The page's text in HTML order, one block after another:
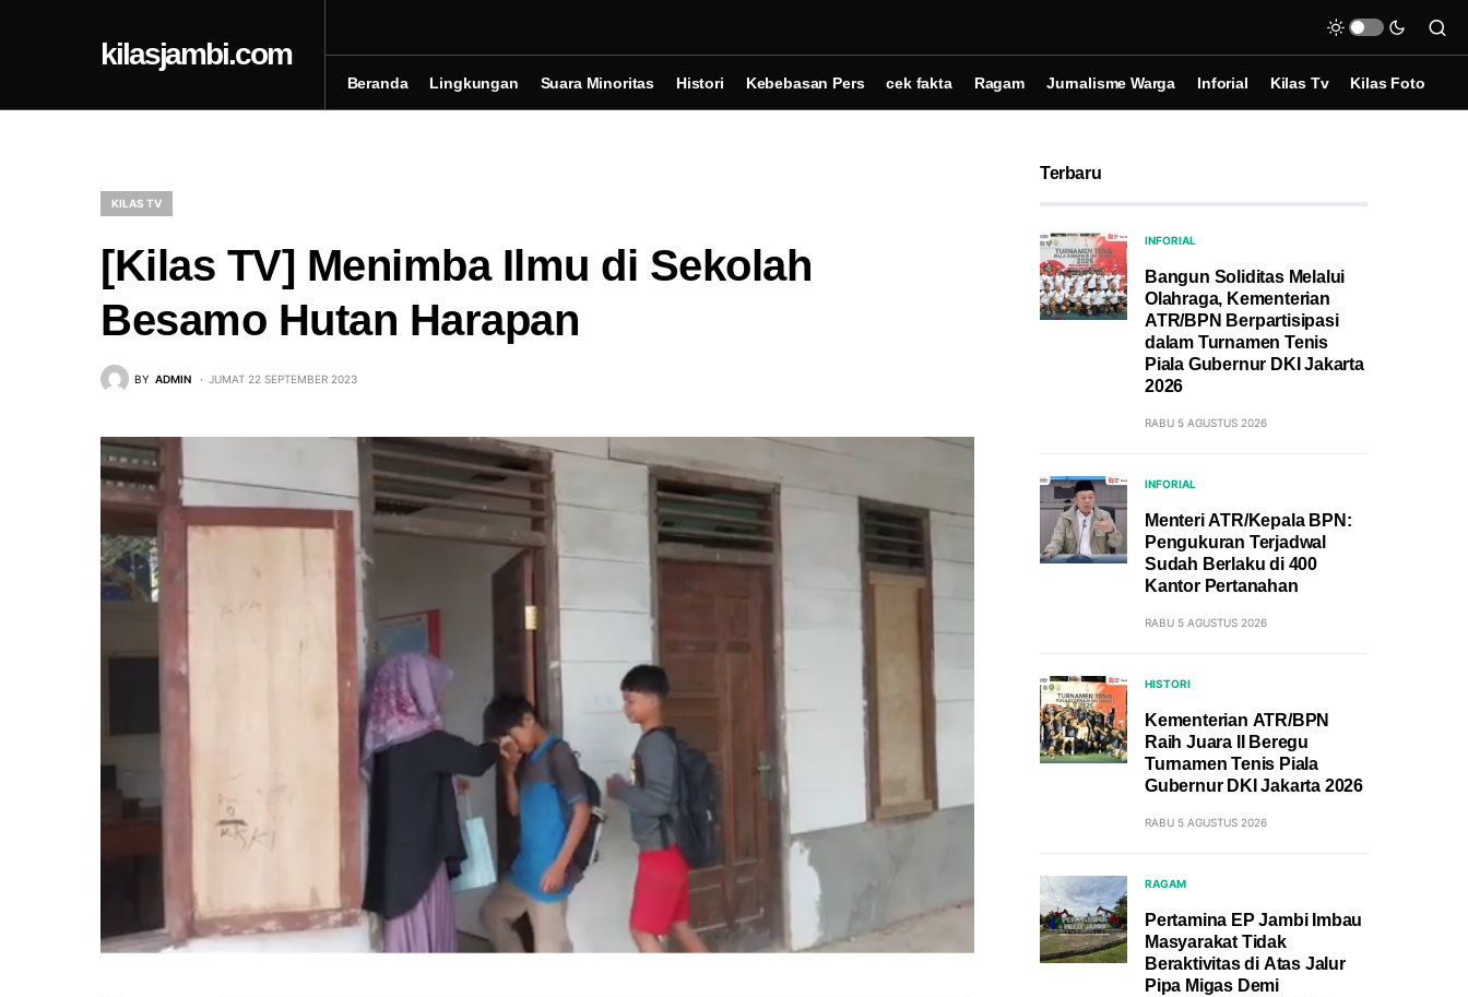
kilasjambi.com
Beranda Lingkungan Suara Minoritas Histori Kebebasan Pers cek fakta Ragam Jurnalisme Warga Inforial Kilas Tv Kilas Foto
KILAS TV
[Kilas TV] Menimba Ilmu di Sekolah
Besamo Hutan Harapan
BY ADMIN JUMAT 22 SEPTEMBER 2023
Terbaru
INFORIAL
Bangun Soliditas Melalui
Olahraga, Kementerian
ATR/BPN Berpartisipasi
dalam Turnamen Tenis
Piala Gubernur DKI Jakarta
2026
RABU 5 AGUSTUS 2026
INFORIAL
Menteri ATR/Kepala BPN:
Pengukuran Terjadwal
Sudah Berlaku di 400
Kantor Pertanahan
RABU 5 AGUSTUS 2026
HISTORI
Kementerian ATR/BPN
Raih Juara II Beregu
Turnamen Tenis Piala
Gubernur DKI Jakarta 2026
RABU 5 AGUSTUS 2026
RAGAM
Pertamina EP Jambi Imbau
Masyarakat Tidak
Beraktivitas di Atas Jalur
Pipa Migas Demi